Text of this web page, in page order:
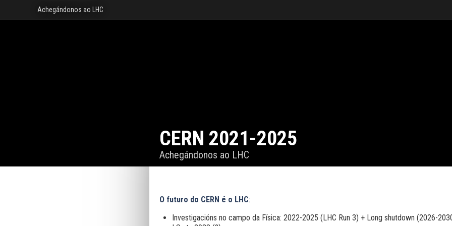
Achegándonos ao LHC
CERN 2021-2025
Achegándonos ao LHC
O futuro do CERN é o LHC:
Investigacións no campo da Física: 2022-2025 (LHC Run 3) + Long shutdown (2026-